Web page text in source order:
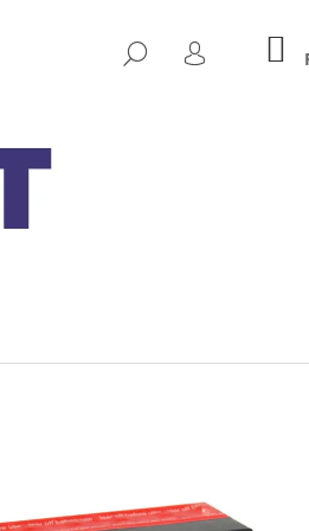
HLEDAT
MXS 5.0 TEST&CHARGE